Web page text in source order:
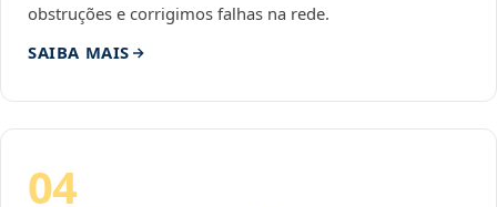
obstruções e corrigimos falhas na rede.
SAIBA MAIS
04